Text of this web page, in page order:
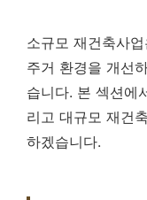
소규모 재건축사
주거 환경을 개선
습니다. 본 섹션에
리고 대규모 재건
하겠습니다.